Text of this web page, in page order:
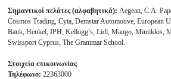
Σημαντικοί πελάτες (αλφαβητικά): Aegean, C.A.
Cosmos Trading, Cyta, Demstar Automotive, European
Bank, Henkel, IPH, Kellogg’s, Lidl, Mango, Mintikkis,
Swissport Cyprus, The Grammar School.
Στοιχεία επικοινωνίας
Τηλέφωνο:22363000